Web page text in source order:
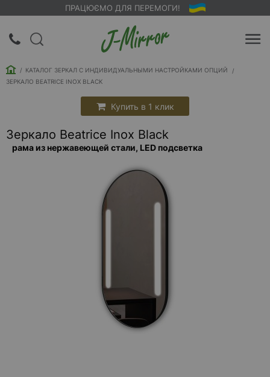
ПРАЦЮЄМО ДЛЯ ПЕРЕМОГИ!
КАТАЛОГ ЗЕРКАЛ С ИНДИВИДУАЛЬНЫМИ НАСТРОЙКАМИ ОПЦИЙ
ЗЕРКАЛО BEATRICE INOX BLACK
Купить в 1 клик
Зеркало Beatrice Inox Black
рама из нержавеющей стали, LED подсветка